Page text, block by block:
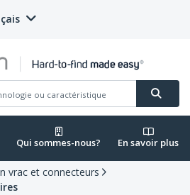
Qui sommes-nous? En savoir plus
vrac et connecteurs